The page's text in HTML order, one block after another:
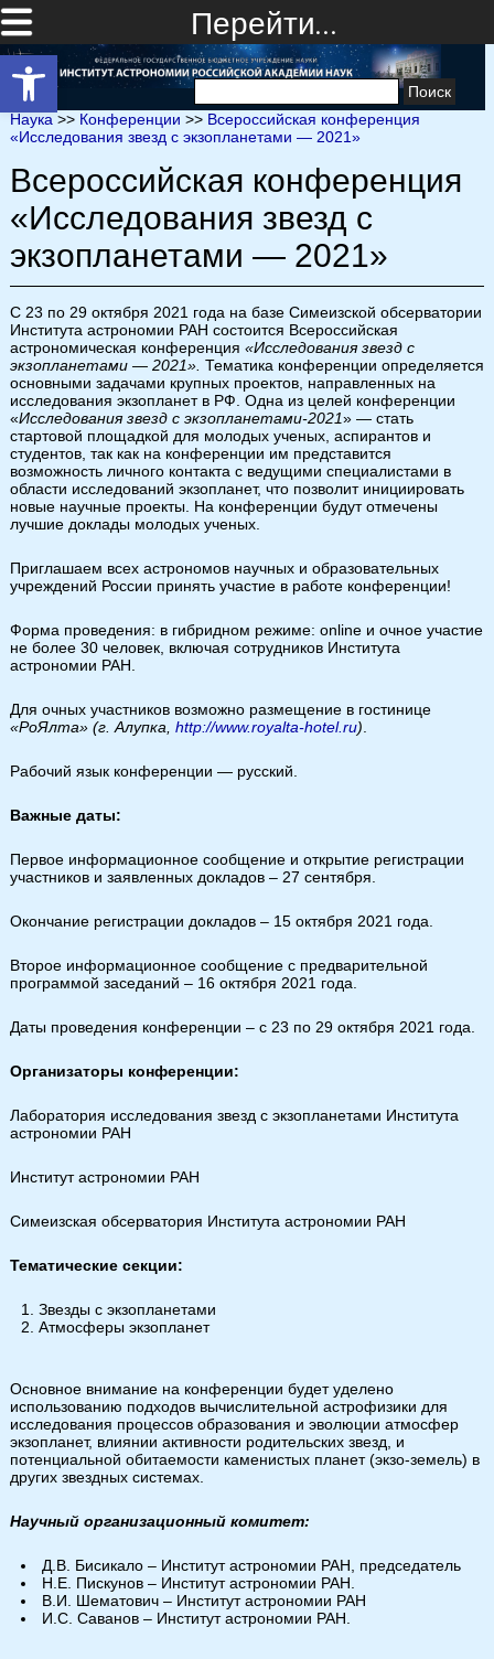
Открыть панель инструментов
Перейти…
Найти:
Наука >> Конференции >> Всероссийская конференция
«Исследования звезд с экзопланетами — 2021»
Всероссийская конференция
«Исследования звезд с
экзопланетами — 2021»
С 23 по 29 октября 2021 года на базе Симеизской обсерватории
Института астрономии РАН состоится Всероссийская
астрономическая конференция «Исследования звезд с
экзопланетами — 2021» Тематика конференции определяется
основными задачами крупных проектов, направленных на
исследования экзопланет в РФ. Одна из целей конференции
«Исследования звезд с экзопланетами-2021» — стать
стартовой площадкой для молодых ученых, аспирантов и
студентов, так как на конференции им представится
возможность личного контакта с ведущими специалистами в
области исследований экзопланет, что позволит инициировать
новые научные проекты. На конференции будут отмечены
лучшие доклады молодых ученых.
Приглашаем всех астрономов научных и образовательных
учреждений России принять участие в работе конференции!
Форма проведения: в гибридном режиме: online и очное участие
не более 30 человек, включая сотрудников Института
астрономии РАН.
Для очных участников возможно размещение в гостинице
«РоЯлта» (г. Алупка, http://www.royalta-hotel.ru)
Рабочий язык конференции — русский.
Важные даты:
Первое информационное сообщение и открытие регистрации
участников и заявленных докладов – 27 сентября.
Окончание регистрации докладов – 15 октября 2021 года.
Второе информационное сообщение с предварительной
программой заседаний – 16 октября 2021 года.
Даты проведения конференции – с 23 по 29 октября 2021 года.
Организаторы конференции:
Лаборатория исследования звезд с экзопланетами Института
астрономии РАН
Институт астрономии РАН
Симеизская обсерватория Института астрономии РАН
Тематические секции:
Звезды с экзопланетами
Атмосферы экзопланет
Основное внимание на конференции будет уделено
использованию подходов вычислительной астрофизики для
исследования процессов образования и эволюции атмосфер
экзопланет, влиянии активности родительских звезд, и
потенциальной обитаемости каменистых планет (экзо-земель) в
других звездных системах.
Научный организационный комитет:
Д.В. Бисикало – Институт астрономии РАН, председатель
Н.Е. Пискунов – Институт астрономии РАН.
В.И. Шематович – Институт астрономии РАН
И.С. Саванов – Институт астрономии РАН.